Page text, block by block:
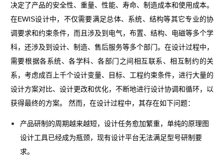
决定了产品的安全性、重量、性能、寿命、制造成本和使用成本。
在EWIS设计中，不仅需要满足总体、系统、结构等其它专业的协
调要求和约束条件，而且涉及到电气，布置、结构、电磁等多个学
科，还涉及到设计、制造、售后服务等多个部门。在设计过程中，
需要根据各系统、各学科、各部门之间相互联系、相互制约的关
系，考虑成百上千个设计变量、目标、工程约束条件，进行大量的
设计方案对比、设计更改和优化，不断地进行设计协调和循环，以
获得最终的方案。 然而，在设计过程中，其存在如下问题：
产品研制的周期越来越短，设计任务愈加繁重，单纯的原理图
设计工具已经成为瓶颈，现有设计平台无法满足型号研制要
求。